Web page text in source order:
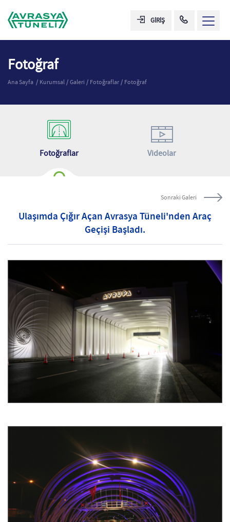
GİRİŞ
Fotoğraf
Ana Sayfa Kurumsal Galeri Fotoğraflar Fotoğraf
Fotoğraflar Videolar
Sonraki Galeri
Ulaşımda Çığır Açan Avrasya Tüneli'nden Araç
Geçişi Başladı.